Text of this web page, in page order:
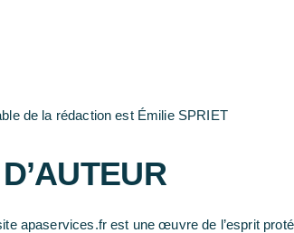
de la rédaction est Émilie SPRIET
apaservices.fr est une œuvre de l’esprit